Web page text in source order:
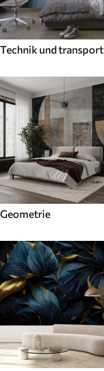
Technik und transport
Geometrie